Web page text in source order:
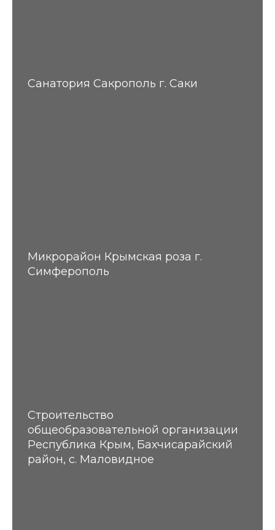
Санатория Сакрополь г. Саки
Микрорайон Крымская роза г.
Симферополь
Строительство
общеобразовательной организации
Республика Крым, Бахчисарайский
район, с. Маловидное